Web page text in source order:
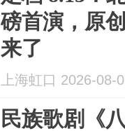
磅首演，原
来了
上海虹口 2026-08-
民族歌剧《